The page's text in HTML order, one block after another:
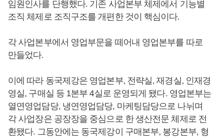
임원인사를 단행했다. 기존 사업본부 체제에서 기능별
조직 체제로 조직구조를 개편한 것이 핵심이다.
각 사업본부에서 영업부문을 떼어내 영업본부를 따로
만들었다.
이에 따라 동국제강은 영업본부, 전략실, 재경실, 인재경
영실, 구매실 등 1본부 4실로 운영되게 됐다. 영업본부는
열연영업담당, 냉연영업담당, 마케팅담당으로 나뉘며
각 사업장은 공장장을 중심으로 한 생산전문 체제로 전
환됐다. 그동안에는 동국제강이 구매본부, 봉강본부, 형